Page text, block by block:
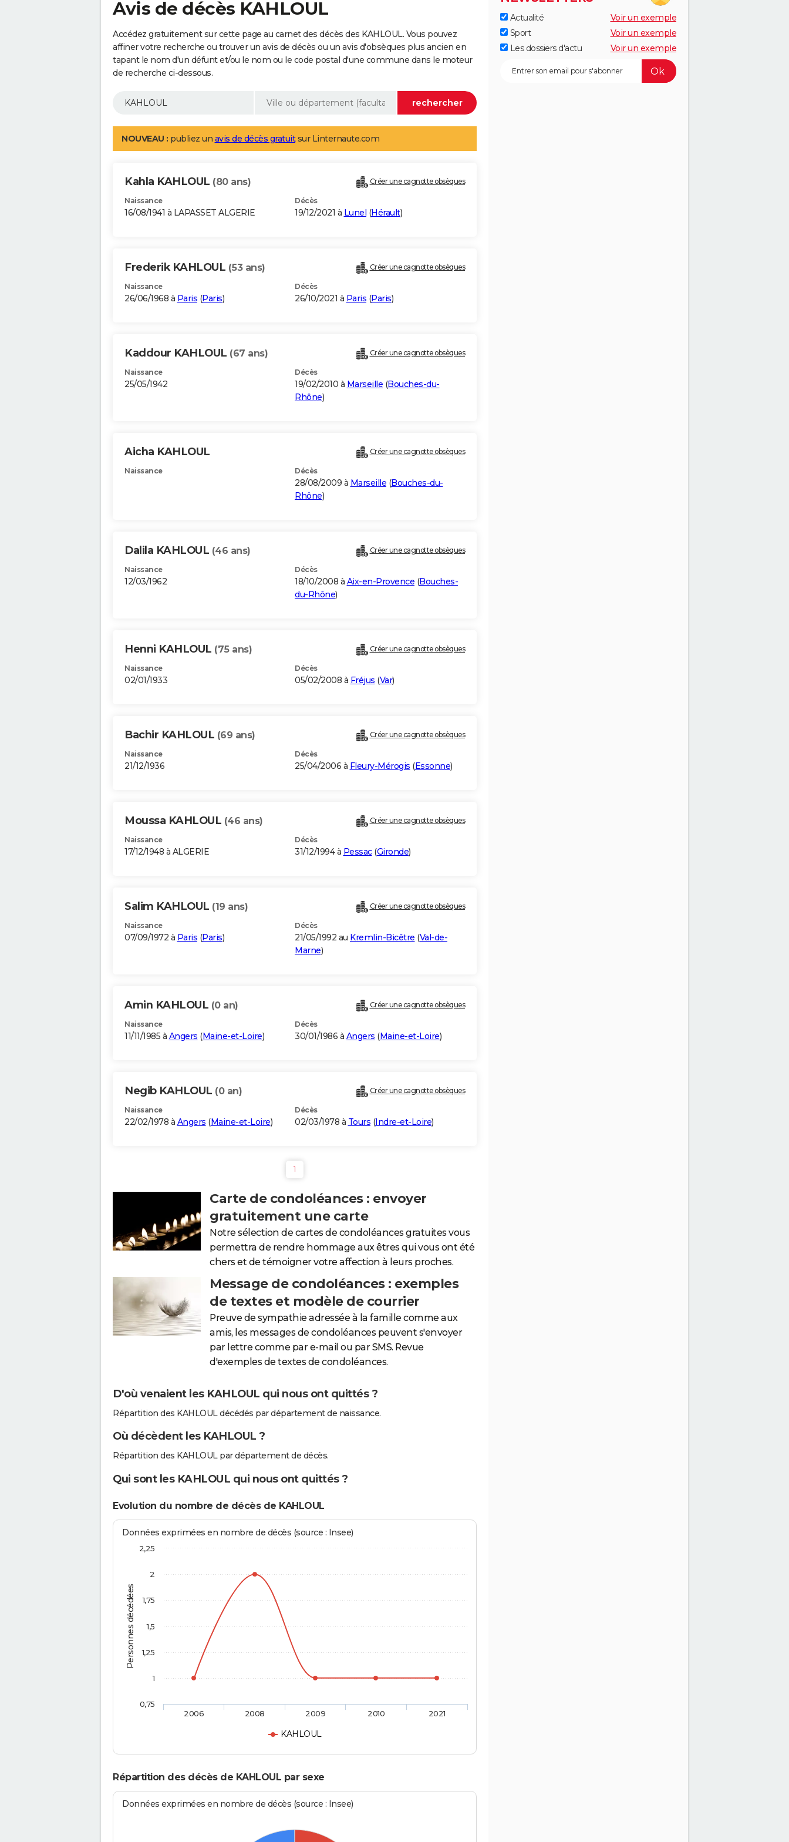
Avis de décès KAHLOUL
Accédez gratuitement sur cette page au carnet des décès des KAHLOUL. Vous pouvez
affiner votre recherche ou trouver un avis de décès ou un avis d'obsèques plus ancien en
tapant le nom d'un défunt et/ou le nom ou le code postal d'une commune dans le moteur
de recherche ci-dessous.
NOUVEAU : publiez un avis de décès gratuitsur Linternaute.com
Kahla KAHLOUL (80 ans) Créer une cagnotte obsèques
Naissance
16/08/1941 à LAPASSET ALGERIE
Décès
19/12/2021 à Lunel (Hérault)
Frederik KAHLOUL (53 ans) Créer une cagnotte obsèques
Naissance
26/06/1968 à Paris (Paris)
Décès
26/10/2021 à Paris (Paris)
Kaddour KAHLOUL (67 ans) Créer une cagnotte obsèques
Naissance
25/05/1942
Décès
19/02/2010 à Marseille (Bouches-du-
Rhône)
Aicha KAHLOUL Créer une cagnotte obsèques
Naissance Décès
28/08/2009 à Marseille (Bouches-du-
Rhône)
Dalila KAHLOUL (46 ans) Créer une cagnotte obsèques
Naissance
12/03/1962
Décès
18/10/2008 à Aix-en-Provence (Bouches-
du-Rhône)
Henni KAHLOUL (75 ans) Créer une cagnotte obsèques
Naissance
02/01/1933
Décès
05/02/2008 à Fréjus (Var)
Bachir KAHLOUL (69 ans) Créer une cagnotte obsèques
Naissance
21/12/1936
Décès
25/04/2006 à Fleury-Mérogis (Essonne)
Moussa KAHLOUL (46 ans) Créer une cagnotte obsèques
Naissance
17/12/1948 à ALGERIE
Décès
31/12/1994 à Pessac(Gironde)
Salim KAHLOUL (19 ans) Créer une cagnotte obsèques
Naissance
07/09/1972 à Paris (Paris)
Décès
21/05/1992 au Kremlin-Bicêtre (Val-de-
Marne)
Amin KAHLOUL (0 an) Créer une cagnotte obsèques
Naissance
11/11/1985 à Angers (Maine-et-Loire)
Décès
30/01/1986 à Angers (Maine-et-Loire)
Negib KAHLOUL (0 an) Créer une cagnotte obsèques
Naissance
22/02/1978 à Angers (Maine-et-Loire)
Décès
02/03/1978 à Tours (Indre-et-Loire)
1
Carte de condoléances : envoyer
gratuitement une carte
Notre sélection de cartes de condoléances gratuites vous
permettra de rendre hommage aux êtres qui vous ont été
chers et de témoigner votre affection à leurs proches.
Message de condoléances : exemples
de textes et modèle de courrier
Preuve de sympathie adressée à la famille comme aux
amis, les messages de condoléances peuvent s'envoyer
par lettre comme par e-mail ou par SMS. Revue
d'exemples de textes de condoléances.
D'où venaient les KAHLOUL qui nous ont quittés ?
Répartition des KAHLOUL décédés par département de naissance.
Où décèdent les KAHLOUL ?
Répartition des KAHLOUL par département de décès.
Qui sont les KAHLOUL qui nous ont quittés ?
Evolution du nombre de décès de KAHLOUL
Personnes décédées
Données exprimées en nombre de décès (source : Insee)
KAHLOUL
2006 2008 2009 2010 2021
0,75
1
1,25
1,5
1,75
2
2,25
Répartition des décès de KAHLOUL par sexe
Données exprimées en nombre de décès (source : Insee)
Actualité
Voir un exemple
Sport
Voir un exemple
Les dossiers d'actu
Voir un exemple